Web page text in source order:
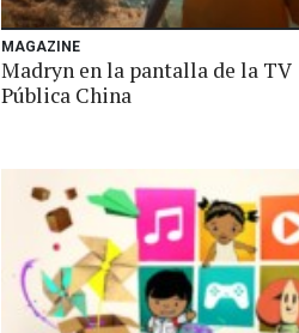
MAGAZINE
Madryn en la pantalla de la TV
Pública China